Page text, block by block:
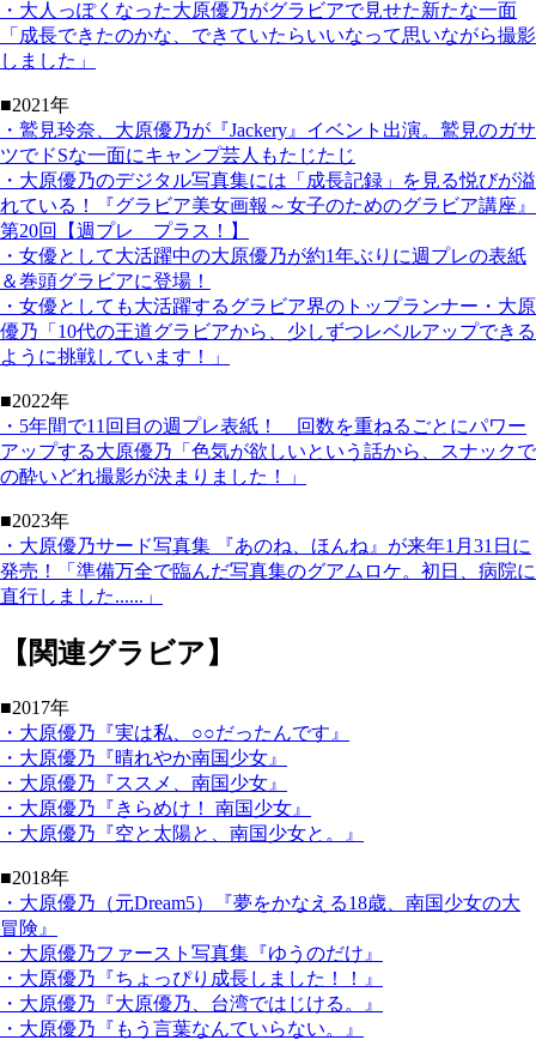
・大人っぽくなった大原優乃がグラビアで見せた新たな一面
「成長できたのかな、できていたらいいなって思いながら撮影
しました」
■2021年
・鷲見玲奈、大原優乃が『Jackery』イベント出演。鷲見のガサ
ツでドSな一面にキャンプ芸人もたじたじ
・大原優乃のデジタル写真集には「成長記録」を見る悦びが溢
れている！『グラビア美女画報～女子のためのグラビア講座』
第20回【週プレ プラス！】
・女優として大活躍中の大原優乃が約1年ぶりに週プレの表紙
＆巻頭グラビアに登場！
・女優としても大活躍するグラビア界のトップランナー・大原
優乃「10代の王道グラビアから、少しずつレベルアップできる
ように挑戦しています！」
■2022年
・5年間で11回目の週プレ表紙！ 回数を重ねるごとにパワー
アップする大原優乃「色気が欲しいという話から、スナックで
の酔いどれ撮影が決まりました！」
■2023年
・大原優乃サード写真集 『あのね、ほんね』が来年1月31日に
発売！「準備万全で臨んだ写真集のグアムロケ。初日、病院に
直行しました......」
【関連グラビア】
■2017年
・大原優乃『実は私、○○だったんです』
・大原優乃『晴れやか南国少女』
・大原優乃『ススメ、南国少女』
・大原優乃『きらめけ！ 南国少女』
・大原優乃『空と太陽と、南国少女と。』
■2018年
・大原優乃（元Dream5）『夢をかなえる18歳、南国少女の大
冒険』
・大原優乃ファースト写真集『ゆうのだけ』
・大原優乃『ちょっぴり成長しました！！』
・大原優乃『大原優乃、台湾ではじける。』
・大原優乃『もう言葉なんていらない。』